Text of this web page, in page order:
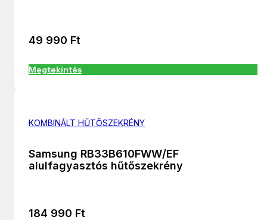
49 990 Ft
Megtekintés
KOMBINÁLT HŰTŐSZEKRÉNY
Samsung RB33B610FWW/EF
alulfagyasztós hűtőszekrény
184 990 Ft